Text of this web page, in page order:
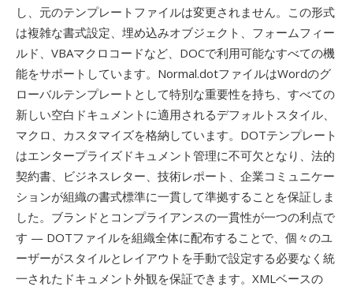
し、元のテンプレートファイルは変更されません。この形式
は複雑な書式設定、埋め込みオブジェクト、フォームフィー
ルド、VBAマクロコードなど、DOCで利用可能なすべての機
能をサポートしています。Normal.dotファイルはWordのグ
ローバルテンプレートとして特別な重要性を持ち、すべての
新しい空白ドキュメントに適用されるデフォルトスタイル、
マクロ、カスタマイズを格納しています。DOTテンプレート
はエンタープライズドキュメント管理に不可欠となり、法的
契約書、ビジネスレター、技術レポート、企業コミュニケー
ションが組織の書式標準に一貫して準拠することを保証しま
した。ブランドとコンプライアンスの一貫性が一つの利点で
す — DOTファイルを組織全体に配布することで、個々のユ
ーザーがスタイルとレイアウトを手動で設定する必要なく統
一されたドキュメント外観を保証できます。XMLベースの